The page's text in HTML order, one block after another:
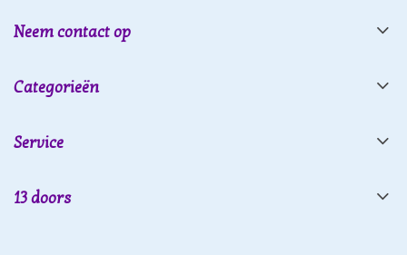
Neem contact op
Categorieën
Service
13 doors